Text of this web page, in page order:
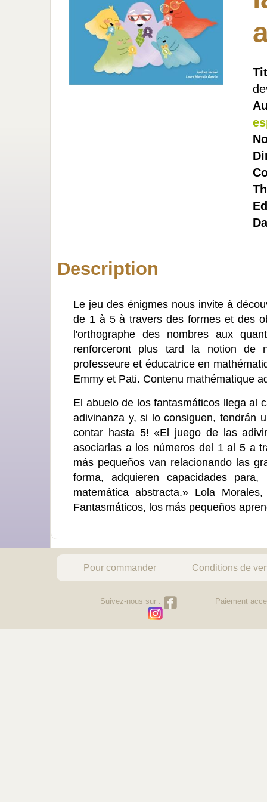
Description
Le jeu des énigmes nous invite à
de 1 à 5 à travers des formes et des
l'orthographe des nombres aux
renforceront plus tard la notion de
professeure et éducatrice en
Emmy et Pati. Contenu mathématique
El abuelo de los fantasmáticos llega al
adivinanza y, si lo consiguen, tendrán
contar hasta 5! «El juego de las
asociarlas a los números del 1 al 5 a
más pequeños van relacionando las
forma, adquieren capacidades
matemática abstracta.» Lola
Fantasmáticos, los más pequeños
Pour commander Conditions de
Suivez-nous sur : Paiement